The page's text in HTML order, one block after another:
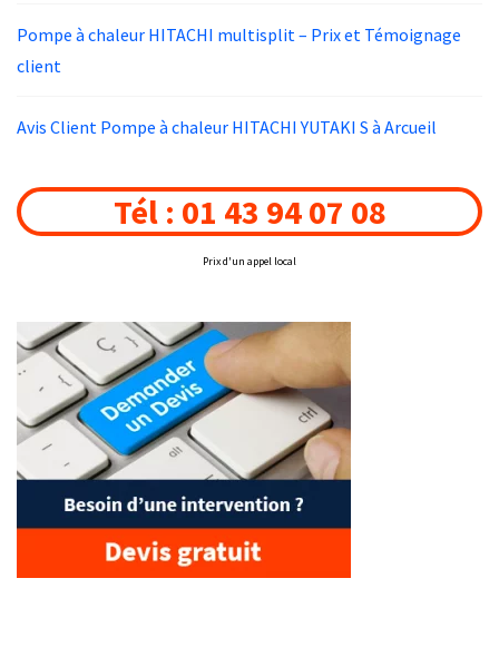
Pompe à chaleur HITACHI multisplit – Prix et Témoignage
client
Avis Client Pompe à chaleur HITACHI YUTAKI S à Arcueil
Tél : 01 43 94 07 08
Prix d'un appel local